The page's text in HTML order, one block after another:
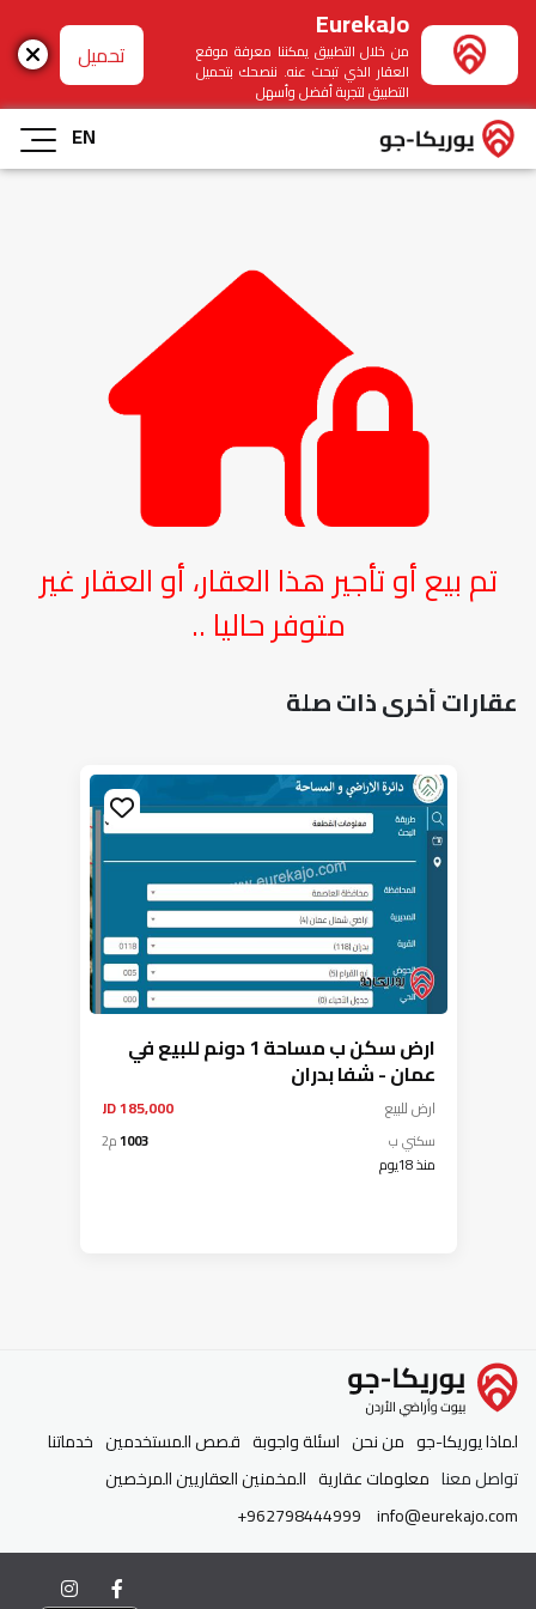
EurekaJo
من خلال التطبيق يمكننا معرفة موقع
العقار الذي تبحث عنه. ننصحك بتحميل
التطبيق لتجربة أفضل وأسهل
تحميل
EN
تم بيع أو تأجير هذا العقار، أو العقار غير
متوفر حاليا ..
عقارات أخرى ذات صلة
ارض سكن ب مساحة 1 دونم للبيع في
عمان - شفا بدران
ارضللبيع 185,000 JD
سكني ب 1003م2
منذ 18يوم
لماذا يوريكا-جو من نحن اسئلة واجوبة قصص المستخدمين خدماتنا
تواصل معنا معلومات عقارية المخمنين العقاريين المرخصين
info@eurekajo.com
+962798444999